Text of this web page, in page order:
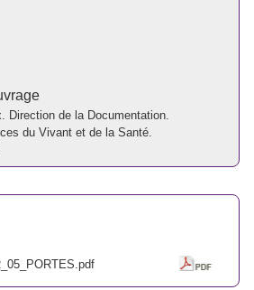
Direction de la Documentation.
du Vivant et de la Santé.